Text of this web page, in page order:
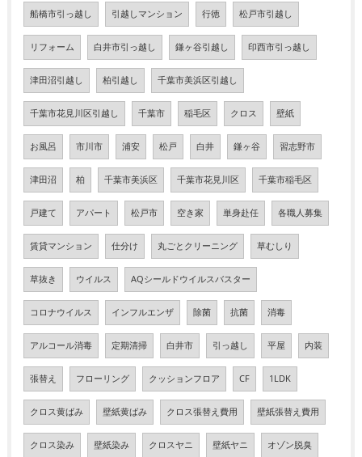
船橋市引っ越し 引越しマンション 行徳 松戸市引越し
リフォーム 白井市引っ越し 鎌ヶ谷引越し 印西市引っ越し
津田沼引越し 柏引越し 千葉市美浜区引越し
千葉市花見川区引越し 千葉市 稲毛区 クロス 壁紙
お風呂 市川市 浦安 松戸 白井 鎌ヶ谷 習志野市
津田沼 柏 千葉市美浜区 千葉市花見川区 千葉市稲毛区
戸建て アパート 松戸市 空き家 単身赴任 各職人募集
賃貸マンション 仕分け 丸ごとクリーニング 草むしり
草抜き ウイルス AQシールドウイルスバスター
コロナウイルス インフルエンザ 除菌 抗菌 消毒
アルコール消毒 定期清掃 白井市 引っ越し 平屋 内装
張替え フローリング クッションフロア CF 1LDK
クロス黄ばみ 壁紙黄ばみ クロス張替え費用 壁紙張替え費用
クロス染み 壁紙染み クロスヤニ 壁紙ヤニ オゾン脱臭